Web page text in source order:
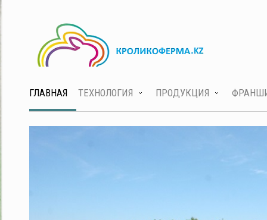
ГЛАВНАЯ ТЕХНОЛОГИЯ ПРОДУКЦИЯ